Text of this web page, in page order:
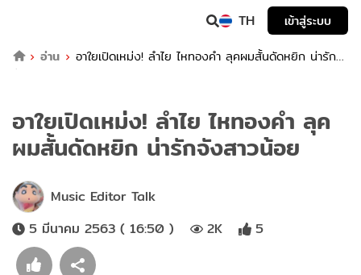
TH
เข้าสู่ระบบ
อ่าน
อาใยเปิดเหม่ง! ลำไย ไหทองคำ ลุคผมสั้นดัดหยิก น่ารัก
จังสาวน้อย
อาใยเปิดเหม่ง! ลำไย ไหทองคำ ลุค
ผมสั้นดัดหยิก น่ารักจังสาวน้อย
Music Editor Talk
5 มีนาคม 2563 ( 16:50 )
2K 5